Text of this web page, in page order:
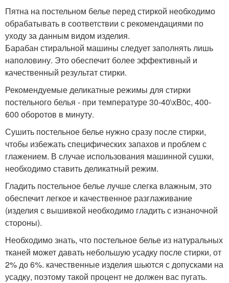
Пятна на постельном белье перед стиркой необходимо
обрабатывать в соответствии с рекомендациями по
уходу за данным видом изделия.
Барабан стиральной машины следует заполнять лишь
наполовину. Это обеспечит более эффективный и
качественный результат стирки.
Рекомендуемые деликатные режимы для стирки
постельного белья - при температуре 30-40\xB0с, 400-
600 оборотов в минуту.
Сушить постельное белье нужно сразу после стирки,
чтобы избежать специфических запахов и проблем с
глажением. В случае использования машинной сушки,
необходимо ставить деликатный режим.
Гладить постельное белье лучше слегка влажным, это
обеспечит легкое и качественное разглаживание
(изделия с вышивкой необходимо гладить с изнаночной
стороны).
Необходимо знать, что постельное белье из натуральных
тканей может давать небольшую усадку после стирки, от
2% до 6%. качественные изделия шьются с допусками на
усадку, поэтому такой процент не должен вас пугать.